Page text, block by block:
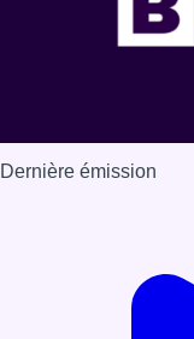
Dernière émission